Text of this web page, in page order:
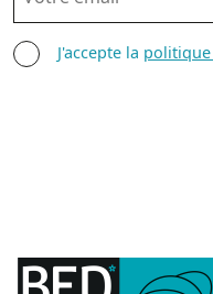
AGREE TERMS
J'accepte la